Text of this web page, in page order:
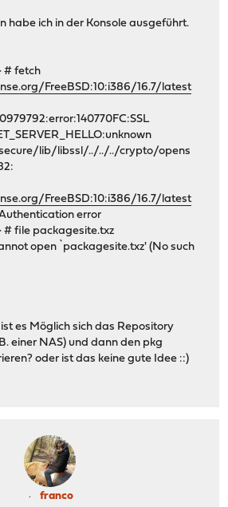
habe ich in der Konsole ausgeführt.
# fetch
FreeBSD:10:i386/16.7/latest
lib/libssl/../../../crypto/opens
FreeBSD:10:i386/16.7/latest
error
# file packagesite.txz
open `packagesite.txz' (No such
es Möglich sich das Repository
einer NAS) und dann den pkg
oder ist das keine gute Idee ::)
franco